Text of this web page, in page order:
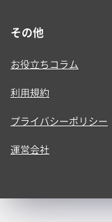
その他
お役立ちコラム
利用規約
プライバシーポリシー
運営会社